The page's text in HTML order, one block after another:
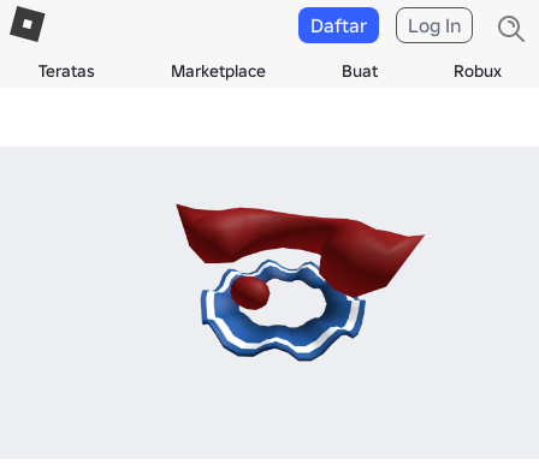
Teratas Marketplace Buat Robux
Daftar Log In